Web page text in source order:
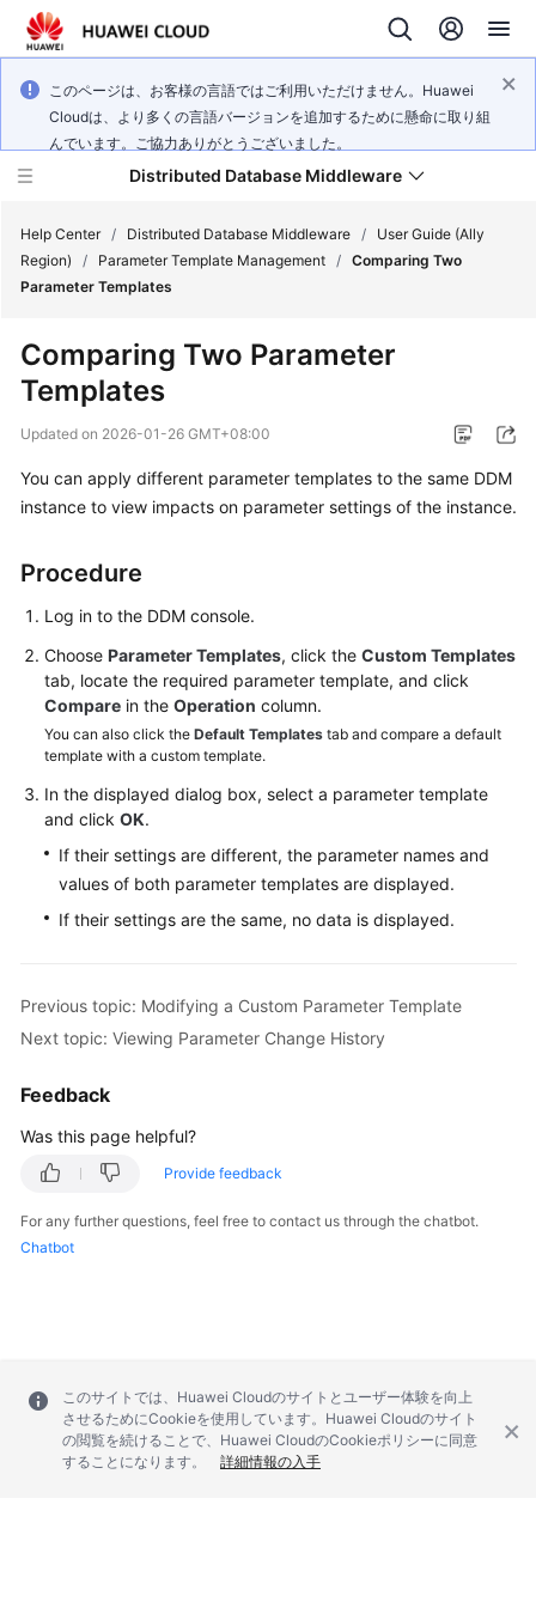
このページは、お客様の言語ではご利用いただけません。Huawei
Cloudは、より多くの言語バージョンを追加するために懸命に取り組
んでいます。ご協力ありがとうございました。
Distributed Database Middleware
Product
Service
Overview
Getting
User
Guide
Reference
SDK
Reference
Performance
White
Videos
More
Documents
Glossary
Shared
Help Center / Distributed Database Middleware /
User Guide (Ally
Region)
/ Parameter Template Management / Comparing Two
Parameter Templates
Comparing Two Parameter
Templates
Updated on 2026-01-26 GMT+08:00
You can apply different parameter templates to the same DDM
instance to view impacts on parameter settings of the instance.
Procedure
Log in to the DDM console.
Choose Parameter Templates, click the Custom Templates
tab, locate the required parameter template, and click
Compare in the Operation column.
You can also click the Default Templates tab and compare a default
template with a custom template.
In the displayed dialog box, select a parameter template
and click OK.
If their settings are different, the parameter names and
values of both parameter templates are displayed.
If their settings are the same, no data is displayed.
Previous topic: Modifying a Custom Parameter Template
Next topic: Viewing Parameter Change History
Feedback
Was this page helpful?
Provide feedback
For any further questions, feel free to contact us through the chatbot.
Chatbot
このサイトでは、Huawei Cloudのサイトとユーザー体験を向上
させるためにCookieを使用しています。Huawei Cloudのサイト
の閲覧を続けることで、Huawei CloudのCookieポリシーに同意
することになります。
詳細情報の入手